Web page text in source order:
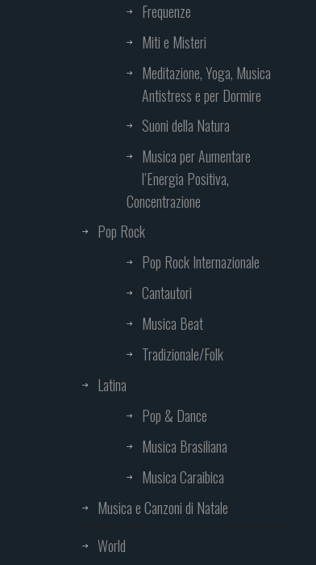
Frequenze
Miti e Misteri
Meditazione, Yoga, Musica
Antistress e per Dormire
Suoni della Natura
Musica per Aumentare
l’Energia Positiva,
Concentrazione
Pop Rock
Pop Rock Internazionale
Cantautori
Musica Beat
Tradizionale/Folk
Latina
Pop & Dance
Musica Brasiliana
Musica Caraibica
Musica e Canzoni di Natale
World